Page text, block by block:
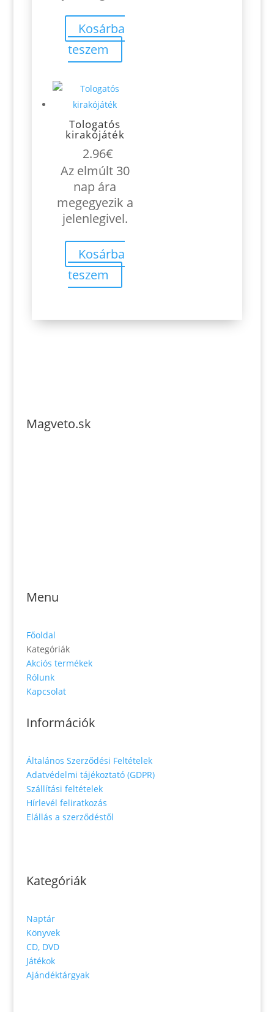
Kosárba
teszem
Tologatós
kirakójáték
2.96€
Az elmúlt 30
nap ára
megegyezik a
jelenlegivel.
Kosárba
teszem
Magveto.sk
Menu
Főoldal
Kategóriák
Akciós termékek
Rólunk
Kapcsolat
Információk
Általános Szerződési Feltételek
Adatvédelmi tájékoztató (GDPR)
Szállítási feltételek
Hírlevél feliratkozás
Elállás a szerződéstől
Kategóriák
Naptár
Könyvek
CD, DVD
Játékok
Ajándéktárgyak